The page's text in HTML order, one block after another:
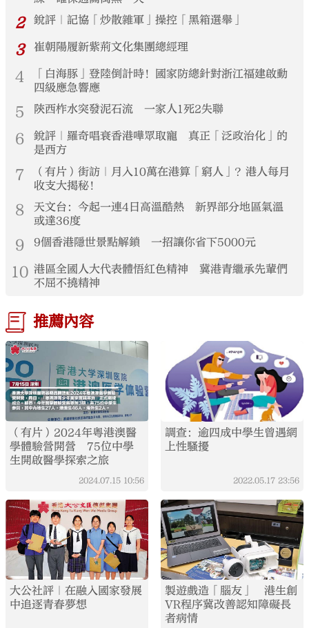
2 銳評｜記協「炒散雜軍」操控「黑箱選舉」
3 崔朝陽履新紫荊文化集團總經理
4
「白海豚」登陸倒計時！國家防總針對浙江福建啟動
四級應急響應
5 陝西柞水突發泥石流 一家人1死2失聯
6
銳評｜羅奇唱衰香港嘩眾取寵 真正「泛政治化」的
是西方
7
（有片）街訪｜月入10萬在港算「窮人」？港人每月
收支大揭秘！
8
天文台：今起一連4日高溫酷熱 新界部分地區氣溫
或達36度
9 9個香港隱世景點解鎖 一招讓你省下5000元
10 港區全國人大代表體悟紅色精神 冀港青繼承先輩們
不屈不撓精神
推薦內容
（有片）2024年粵港澳醫
學體驗營開營 75位中學
生開啟醫學探索之旅
2024.07.15 10:56
調查：逾四成中學生曾遇網
上性騷擾
2022.05.17 23:56
大公社評｜在融入國家發展
中追逐青春夢想
製遊戲造「腦友」 港生創
VR程序冀改善認知障礙長
者病情